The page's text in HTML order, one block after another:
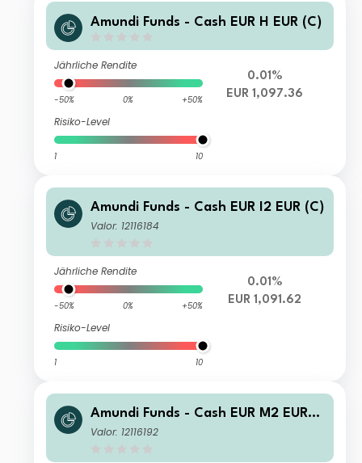
Amundi Funds - Cash EUR H EUR (C)
Jährliche Rendite
-50% 0% +50%
Risiko-Level
1 10
0.01%
EUR 1,097.36
Amundi Funds - Cash EUR I2 EUR (C)
Valor: 12116184
Jährliche Rendite
-50% 0% +50%
Risiko-Level
1 10
0.01%
EUR 1,091.62
Amundi Funds - Cash EUR M2 EUR
(C)
Valor: 12116192